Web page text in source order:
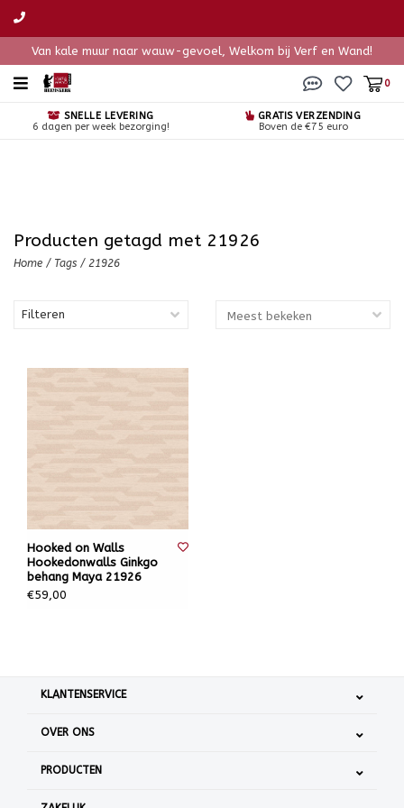
Van kale muur naar wauw-gevoel, Welkom bij Verf en Wand!
0
SNELLE LEVERING
6 dagen per week bezorging!
GRATIS VERZENDING
Boven de €75 euro
Producten getagd met 21926
Home / Tags / 21926
Filteren
Hooked on Walls
Hookedonwalls Ginkgo
behang Maya 21926
€59,00
KLANTENSERVICE
OVER ONS
PRODUCTEN